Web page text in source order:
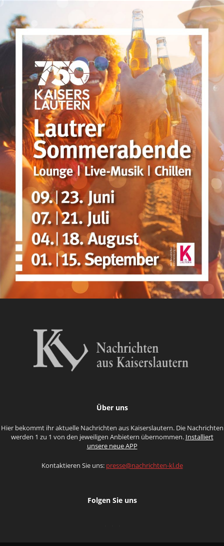
Über uns
Hier bekommt ihr aktuelle Nachrichten aus Kaiserslautern. Die Nachrichten
werden 1 zu 1 von den jeweiligen Anbietern übernommen. Installiert
unsere neue APP
Kontaktieren Sie uns: presse@nachrichten-kl.de
Folgen Sie uns